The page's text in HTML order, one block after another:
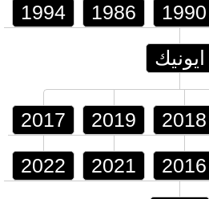
1994 1986 1990
ايونيك
2017 2019 2018
2022 2021 2016